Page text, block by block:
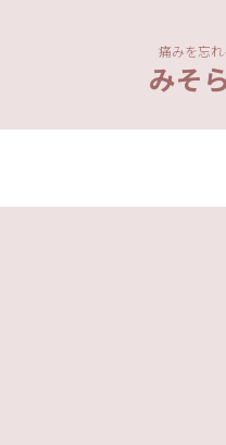
痛みを忘
みそ